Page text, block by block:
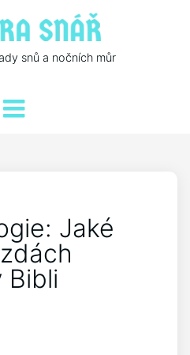
snů a nočních můr
Jaké
Bibli